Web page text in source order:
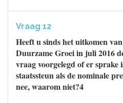
Vraag 12
Heeft u sinds het uitkomen
Duurzame Groei in juli 2016
vraag voorgelegd of er sprake
staatssteun als de nominale
nee, waarom niet?4